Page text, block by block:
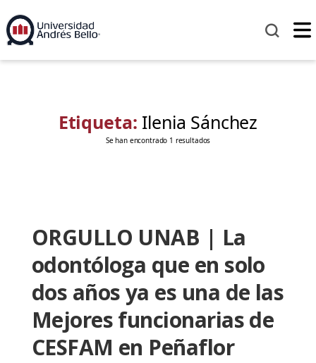
Etiqueta: Ilenia Sánchez
Se han encontrado 1 resultados
ORGULLO UNAB | La
odontóloga que en solo
dos años ya es una de las
Mejores funcionarias de
CESFAM en Peñaflor